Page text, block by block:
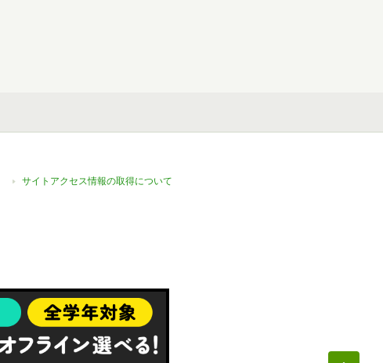
サイトアクセス情報の取得について